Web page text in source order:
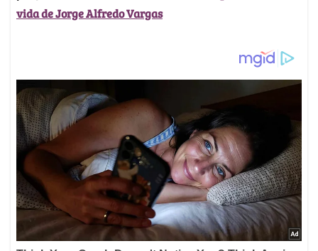
vida de Jorge Alfredo Vargas